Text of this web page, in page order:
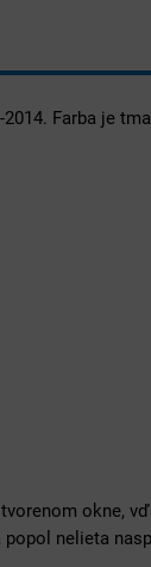
Farba je
okne,
nelieta